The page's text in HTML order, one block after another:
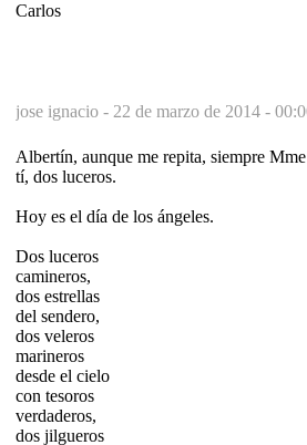
Carlos
jose ignacio - 22 de marzo de 2014 -
Albertín, aunque me repita, siempre
tí, dos luceros.
Hoy es el día de los ángeles.
Dos luceros
camineros,
dos estrellas
del sendero,
dos veleros
marineros
desde el cielo
con tesoros
verdaderos,
dos jilgueros